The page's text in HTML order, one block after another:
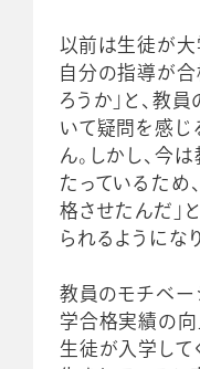
以前は生徒が大
自分の指導が
ろうか」と、教
いて疑問を感じ
ん。しかし、今
たっているため
格させたんだ」
られるようにな
教員のモチベー
学合格実績の向
生徒が入学して